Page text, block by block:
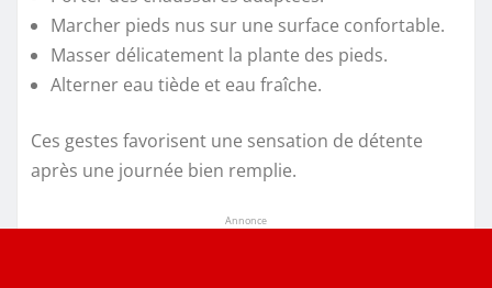
Marcher pieds nus sur une surface confortable.
Masser délicatement la plante des pieds.
Alterner eau tiède et eau fraîche.
Ces gestes favorisent une sensation de détente
après une journée bien remplie.
Annonce